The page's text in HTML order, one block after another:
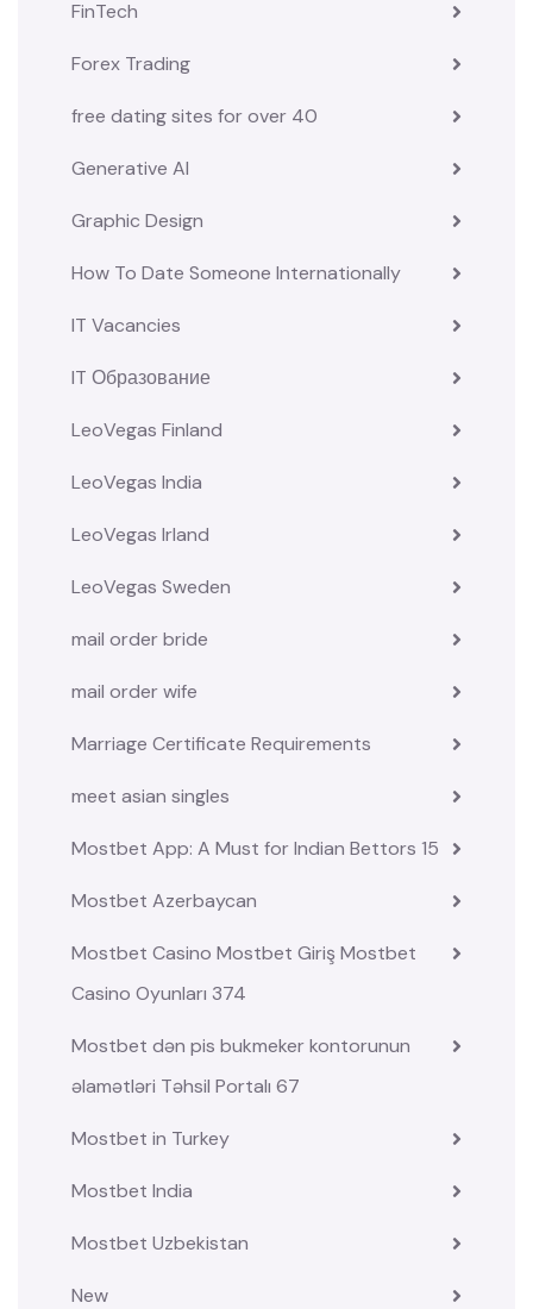
FinTech
Forex Trading
free dating sites for over 40
Generative AI
Graphic Design
How To Date Someone Internationally
IT Vacancies
IT Образование
LeoVegas Finland
LeoVegas India
LeoVegas Irland
LeoVegas Sweden
mail order bride
mail order wife
Marriage Certificate Requirements
meet asian singles
Mostbet App: A Must for Indian Bettors 15
Mostbet Azerbaycan
Mostbet Casino Mostbet Giriş Mostbet
Casino Oyunları 374
Mostbet dən pis bukmeker kontorunun
əlamətləri Təhsil Portalı 67
Mostbet in Turkey
Mostbet India
Mostbet Uzbekistan
New